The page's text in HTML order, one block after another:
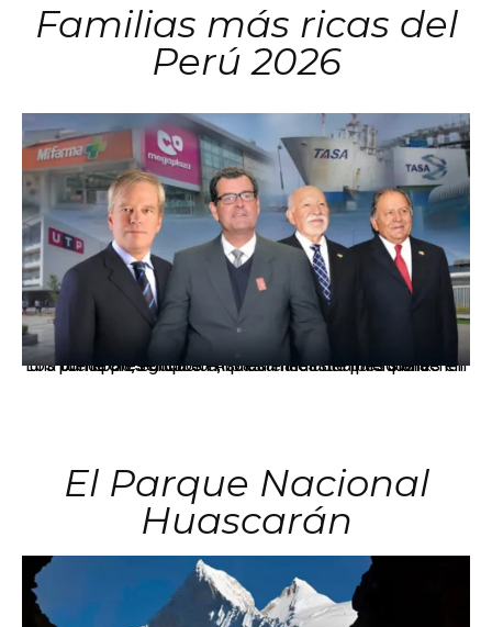
Familias más ricas del
Perú 2026
Los principales grupos empresariales del país mantienen una fuerte presencia en Áncash mediante inversiones en comercio, educación, salud e industria pesquera.
El Parque Nacional
Huascarán